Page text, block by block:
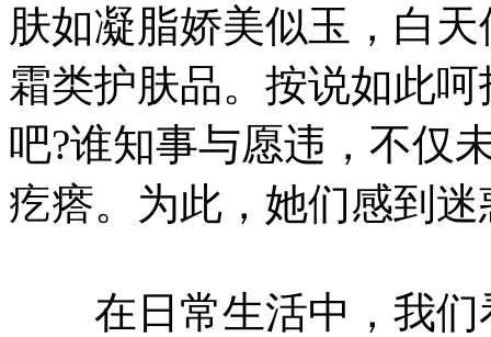
肤如凝脂娇美似玉，白
霜类护肤品。按说如此
吧?谁知事与愿违，不仅
疙瘩。为此，她们感到
在日常生活中，我们